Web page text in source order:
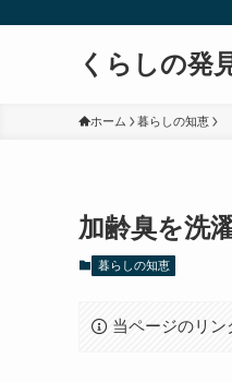
くらしの発
ホーム 暮らしの知恵
加齢臭を洗
暮らしの知恵
当ページのリン